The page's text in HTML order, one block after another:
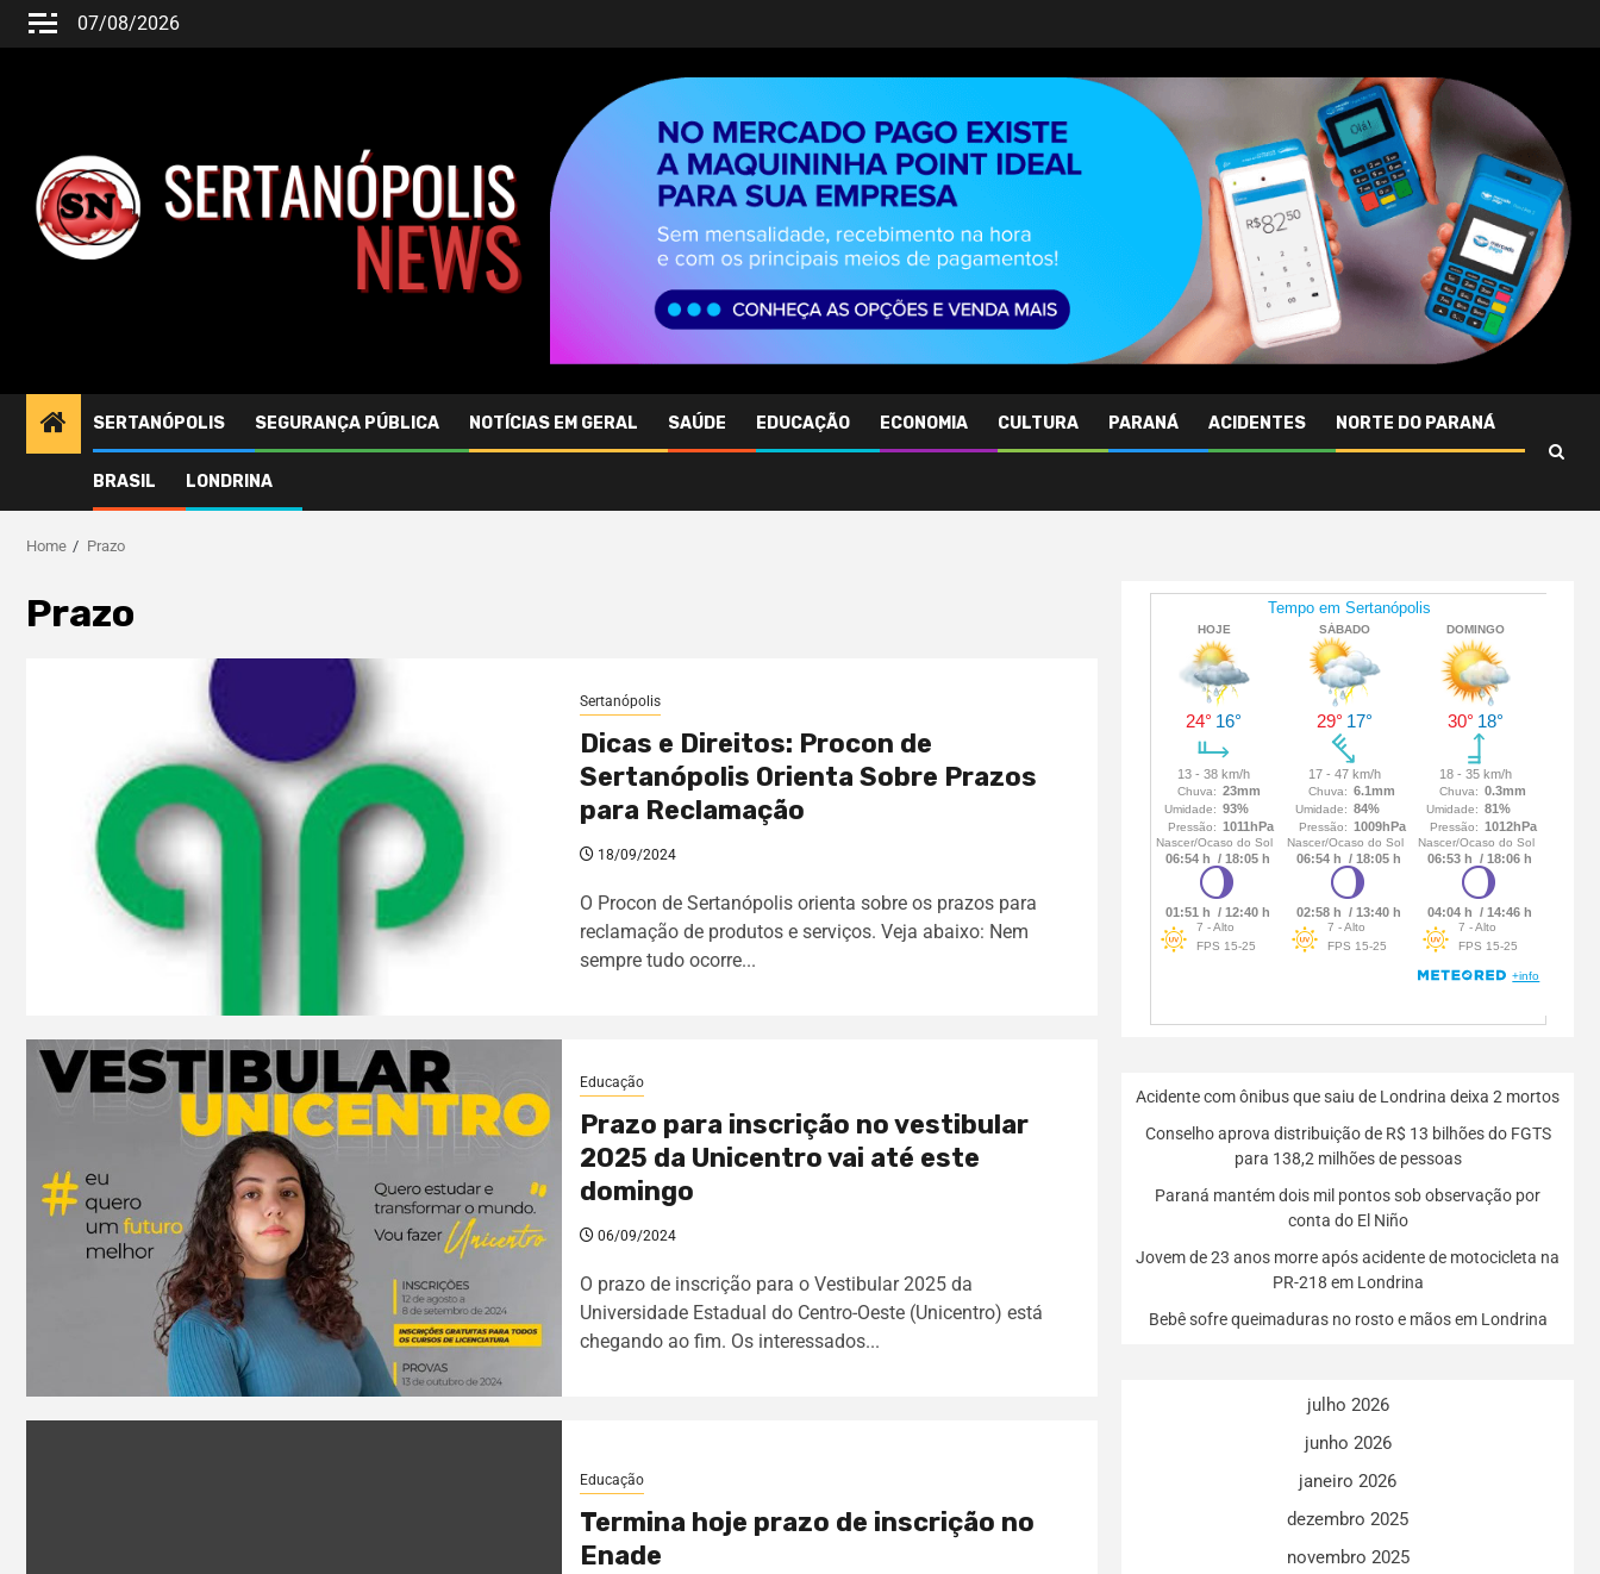
07/08/2026
SERTANÓPOLIS SEGURANÇA PÚBLICA NOTÍCIAS EM GERAL SAÚDE EDUCAÇÃO ECONOMIA CULTURA PARANÁ ACIDENTES NORTE DO PARANÁ
BRASIL LONDRINA
Home Prazo
Prazo
Sertanópolis
Dicas e Direitos: Procon de
Sertanópolis Orienta Sobre Prazos
para Reclamação
18/09/2024
O Procon de Sertanópolis orienta sobre os prazos para
reclamação de produtos e serviços. Veja abaixo: Nem
sempre tudo ocorre...
Educação
Prazo para inscrição no vestibular
2025 da Unicentro vai até este
domingo
06/09/2024
O prazo de inscrição para o Vestibular 2025 da
Universidade Estadual do Centro-Oeste (Unicentro) está
chegando ao fim. Os interessados...
Educação
Termina hoje prazo de inscrição no
Enade
Acidente com ônibus que saiu de Londrina deixa 2 mortos
Conselho aprova distribuição de R$ 13 bilhões do FGTS
para 138,2 milhões de pessoas
Paraná mantém dois mil pontos sob observação por
conta do El Niño
Jovem de 23 anos morre após acidente de motocicleta na
PR-218 em Londrina
Bebê sofre queimaduras no rosto e mãos em Londrina
julho 2026
junho 2026
janeiro 2026
dezembro 2025
novembro 2025